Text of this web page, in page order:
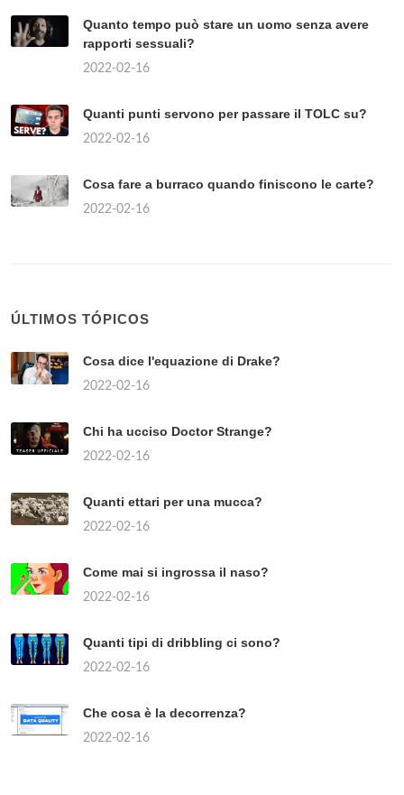
Quanto tempo può stare un uomo senza avere
rapporti sessuali?
2022-02-16
Quanti punti servono per passare il TOLC su?
2022-02-16
Cosa fare a burraco quando finiscono le carte?
2022-02-16
ÚLTIMOS TÓPICOS
Cosa dice l'equazione di Drake?
2022-02-16
Chi ha ucciso Doctor Strange?
2022-02-16
Quanti ettari per una mucca?
2022-02-16
Come mai si ingrossa il naso?
2022-02-16
Quanti tipi di dribbling ci sono?
2022-02-16
Che cosa è la decorrenza?
2022-02-16